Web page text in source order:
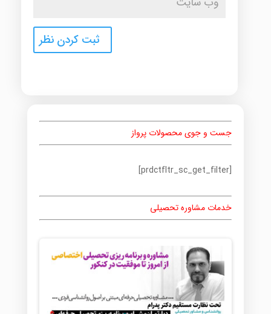
جست و جوی محصولات پرواز
[prdctfltr_sc_get_filter]
خدمات مشاوره تحصیلی